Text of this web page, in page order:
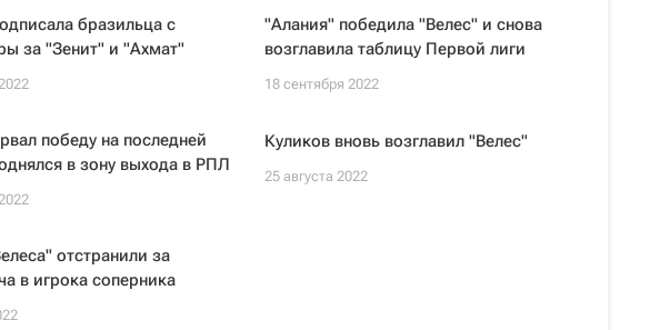
бразильца с
за "Зенит" и "Ахмат"
"Алания" победила "Велес" и снова
возглавила таблицу Первой лиги
18 сентября 2022
победу на последней
в зону выхода в РПЛ
Куликов вновь возглавил "Велес"
25 августа 2022
отстранили за
в игрока соперника